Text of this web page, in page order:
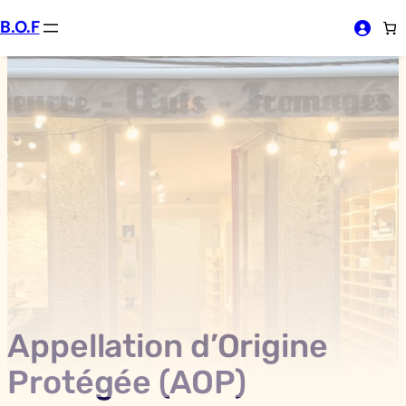
Aller
au
contenu
B.O.F
Appellation d’Origine
Protégée (AOP)